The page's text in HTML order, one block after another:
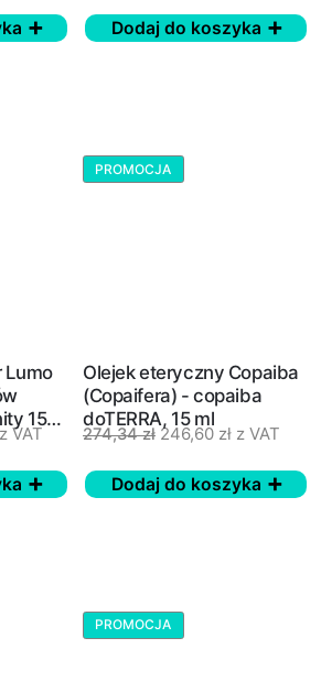
Dodaj do koszyka
Lumo
15
z VAT
PROMOCJA
Olejek eteryczny Copaiba
(Copaifera) - copaiba
doTERRA, 15 ml
274,34zł 246,60 zł z VAT
Dodaj do koszyka
PROMOCJA